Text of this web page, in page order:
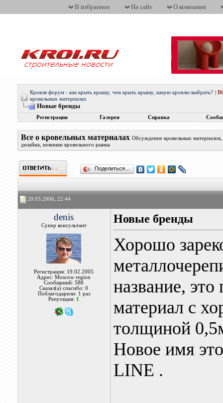
В избранное На сайт О компании
Кровля форум - как крыть крышу, чем крыть крышу, какую кровлю выбрать?
кровельных материалах
Новые бренды
Регистрация Галерея Справка
Все о кровельных материалах Обсуждение кровельных
дизайна, новинки кровельного рынка
Поделиться…
20.03.2006, 22:44
denis
Супер консультант
Регистрация: 19.02.2005
Адрес: Moscow region
Сообщений: 588
Сказал(а) спасибо: 0
Поблагодарили: 1 раз
Репутация: 1
Новые бренды
Хорошо
название,
материал с
толщиной
Новое имя
LINE .